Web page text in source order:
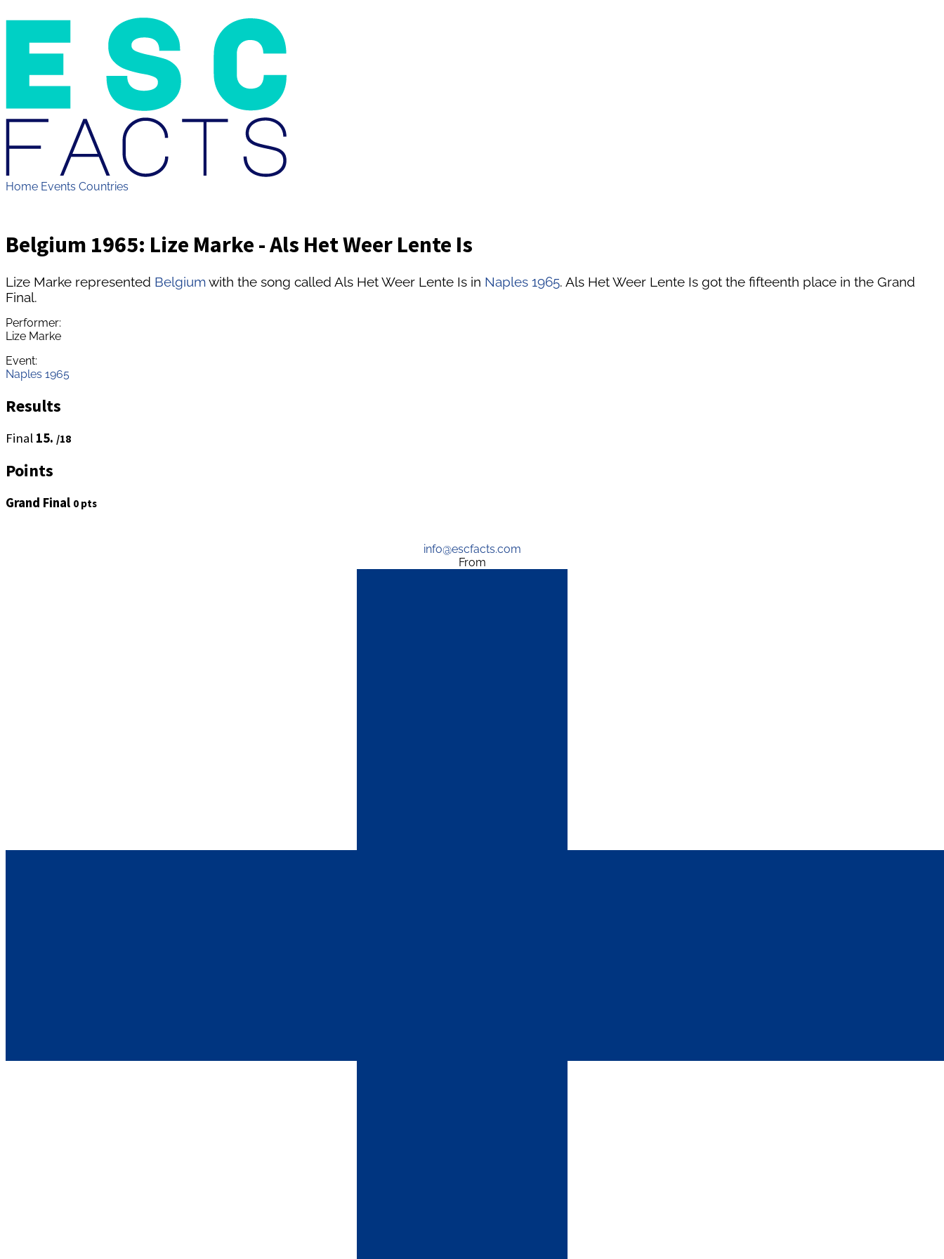
Home Events Countries
Belgium 1965: Lize Marke - Als Het Weer Lente Is
Lize Marke represented Belgiumwith the song called Als Het Weer Lente Is in Naples 1965. Als Het Weer Lente Is got the fifteenth place in the Grand
Final.
Performer:
Lize Marke
Event:
Naples 1965
Results
Final 15. /18
Points
Grand Final 0 pts
info@escfacts.com
From